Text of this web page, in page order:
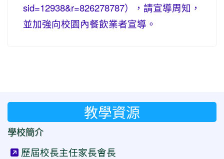
sid=12938&r=826278787），請宣導周知，
並加強向校園內餐飲業者宣導。
教學資源
學校簡介
歷屆校長主任家長會長